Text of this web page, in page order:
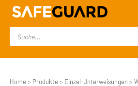
Home > Produkte > Einzel-Unterweisungen >